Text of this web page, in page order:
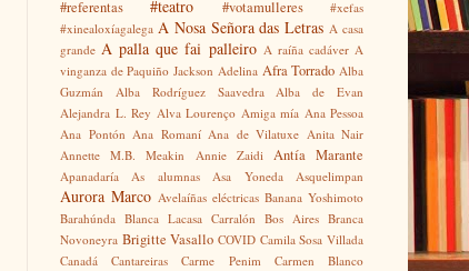
#referentas #teatro #votamulleres
#xefas
#xinealoxíagalega A Nosa Señora das Letras A casa
grande A palla que fai palleiro A raíña cadáver A
vinganza de Paquiño Jackson Adelina Afra Torrado Alba
Guzmán
Alba Rodríguez Saavedra
Alba de Evan
Alejandra L. Rey Alva Lourenço Amiga mía Ana Pessoa
Ana Pontón Ana Romaní Ana de Vilatuxe Anita Nair
Annette M.B. Meakin
Annie Zaidi Antía Marante
Apanadaría As alumnas Asa Yoneda Asquelimpan
Aurora Marco Avelaíñas eléctricas Banana Yoshimoto
Barahúnda Blanca Lacasa Carralón Bos Aires Branca
Novoneyra Brigitte Vasallo COVID Camila Sosa Villada
Canadá
Cantareiras Carme Penim
Carmen Blanco